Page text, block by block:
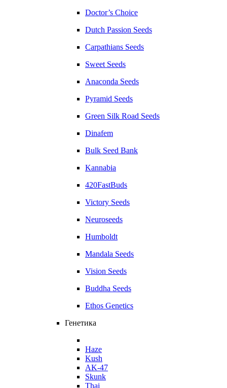
Doctor’s Choice
Dutch Passion Seeds
Carpathians Seeds
Sweet Seeds
Anaconda Seeds
Pyramid Seeds
Green Silk Road Seeds
Dinafem
Bulk Seed Bank
Kannabia
420FastBuds
Victory Seeds
Neuroseeds
Humboldt
Mandala Seeds
Vision Seeds
Buddha Seeds
Ethos Genetics
Генетика
Haze
Kush
AK-47
Skunk
Thai